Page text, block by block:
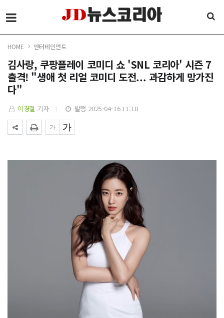
HOME 엔터테인먼트
김사랑, 쿠팡플레이 코미디 쇼 'SNL 코리아' 시즌 7
출격! "생애 첫 리얼 코미디 도전... 과감하게 망가진
다"
이경철 기자 발행 2025-04-16 11:18